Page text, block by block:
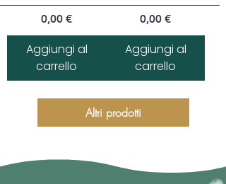
Prezzo
0,00 €
Aggiungi al
carrello
Prezzo
0,00 €
Aggiungi al
carrello
Altri prodotti